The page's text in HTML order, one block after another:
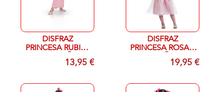
DISFRAZ
PRINCESA RUBIES
T M 7-9 AÑOS
13,95 €
DISFRAZ
PRINCESA ROSA T
5-6 AÑOS19,95 €